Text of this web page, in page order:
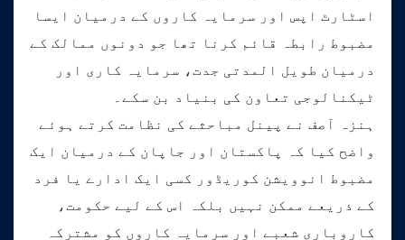
اسٹارٹ اپس اور سرمایہ کاروں کے درمیان ایسا
مضبوط رابطہ قائم کرنا تھا جو دونوں ممالک کے
درمیان طویل المدتی جدت، سرمایہ کاری اور
ٹیکنالوجی تعاون کی بنیاد بن سکے۔
ہنزہ آصف نے پینل مباحثے کی نظامت کرتے ہوئے
واضح کیا کہ پاکستان اور جاپان کے درمیان ایک
مضبوط انوویشن کوریڈور کسی ایک ادارے یا فرد
کے ذریعے ممکن نہیں بلکہ اس کے لیے حکومت،
کاروباری شعبے اور سرمایہ کاروں کو مشترکہ